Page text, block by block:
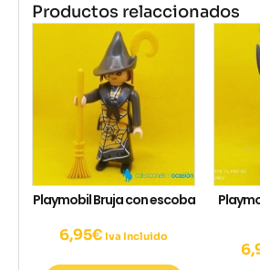
Productos relaccionados
Playmobil Bruja con escoba
6,95€ Iva Incluido